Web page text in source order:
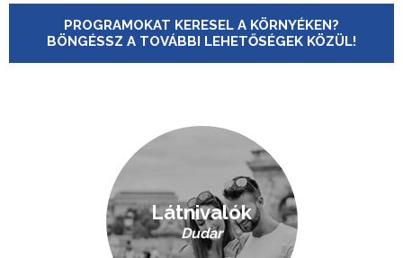
PROGRAMOKAT KERESEL A KÖRNYÉKEN?
BÖNGÉSSZ A TOVÁBBI LEHETŐSÉGEK KÖZÜL!
Látnivalók
Dudar